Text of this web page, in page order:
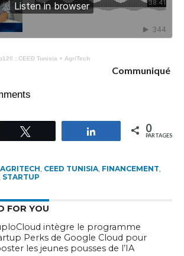
: CEED Tunisia + AgriTech
Communiqué
Partagez 0
PARTAGES
AGRITECH, CEED TUNISIA, FINANCEMENT,
STARTUP
FOR YOU
intègre le programme
Perks de Google Cloud pour
les jeunes pousses de l’IA